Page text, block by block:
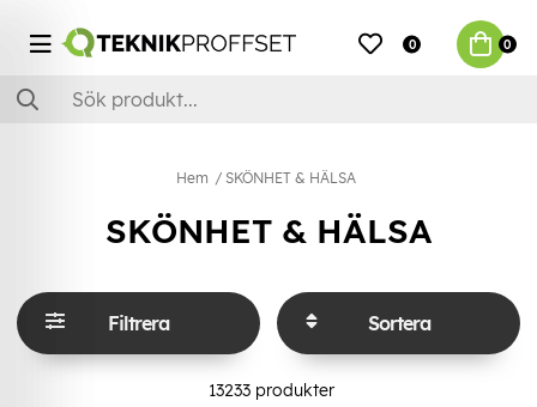
0 0
Hem SKÖNHET & HÄLSA
SKÖNHET & HÄLSA
Filtrera Sortera
13233produkter